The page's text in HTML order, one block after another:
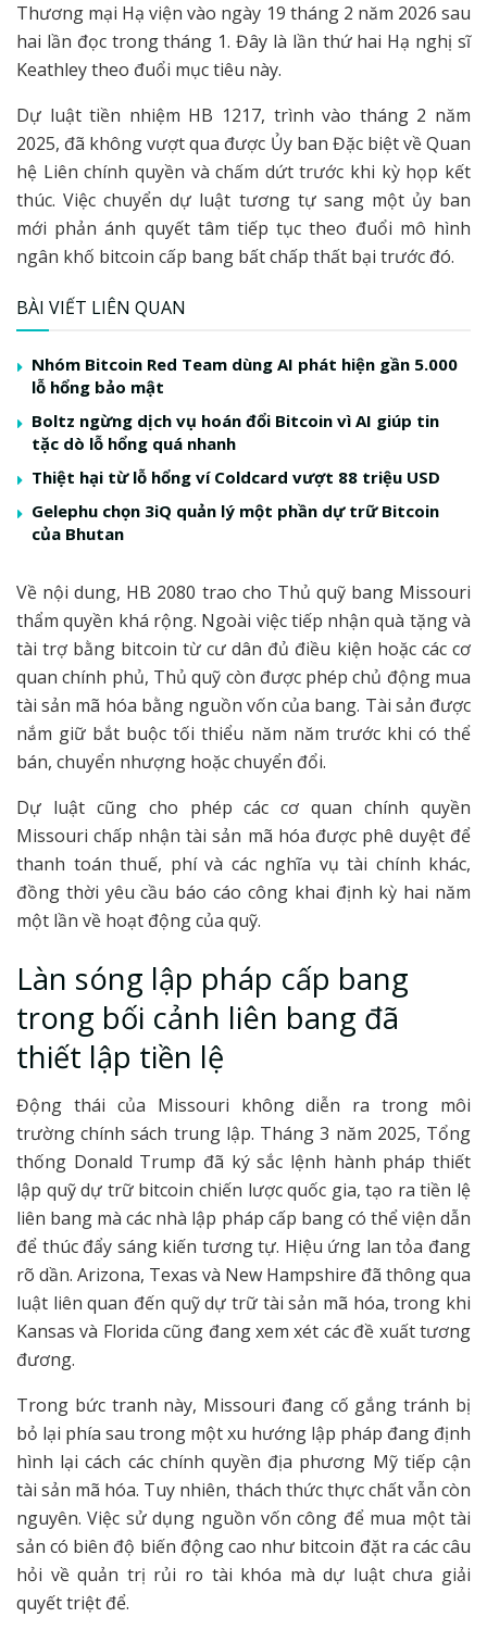
Thương mại Hạ viện vào ngày 19 tháng 2 năm 2026 sau
hai lần đọc trong tháng 1. Đây là lần thứ hai Hạ nghị sĩ
Keathley theo đuổi mục tiêu này.
Dự luật tiền nhiệm HB 1217, trình vào tháng 2 năm
2025, đã không vượt qua được Ủy ban Đặc biệt về Quan
hệ Liên chính quyền và chấm dứt trước khi kỳ họp kết
thúc. Việc chuyển dự luật tương tự sang một ủy ban
mới phản ánh quyết tâm tiếp tục theo đuổi mô hình
ngân khố bitcoin cấp bang bất chấp thất bại trước đó.
BÀI VIẾT LIÊN QUAN
Nhóm Bitcoin Red Team dùng AI phát hiện gần 5.000
lỗ hổng bảo mật
Boltz ngừng dịch vụ hoán đổi Bitcoin vì AI giúp tin
tặc dò lỗ hổng quá nhanh
Thiệt hại từ lỗ hổng ví Coldcard vượt 88 triệu USD
Gelephu chọn 3iQ quản lý một phần dự trữ Bitcoin
của Bhutan
Về nội dung, HB 2080 trao cho Thủ quỹ bang Missouri
thẩm quyền khá rộng. Ngoài việc tiếp nhận quà tặng và
tài trợ bằng bitcoin từ cư dân đủ điều kiện hoặc các cơ
quan chính phủ, Thủ quỹ còn được phép chủ động mua
tài sản mã hóa bằng nguồn vốn của bang. Tài sản được
nắm giữ bắt buộc tối thiểu năm năm trước khi có thể
bán, chuyển nhượng hoặc chuyển đổi.
Dự luật cũng cho phép các cơ quan chính quyền
Missouri chấp nhận tài sản mã hóa được phê duyệt để
thanh toán thuế, phí và các nghĩa vụ tài chính khác,
đồng thời yêu cầu báo cáo công khai định kỳ hai năm
một lần về hoạt động của quỹ.
Làn sóng lập pháp cấp bang
trong bối cảnh liên bang đã
thiết lập tiền lệ
Động thái của Missouri không diễn ra trong môi
trường chính sách trung lập. Tháng 3 năm 2025, Tổng
thống Donald Trump đã ký sắc lệnh hành pháp thiết
lập quỹ dự trữ bitcoin chiến lược quốc gia, tạo ra tiền lệ
liên bang mà các nhà lập pháp cấp bang có thể viện dẫn
để thúc đẩy sáng kiến tương tự. Hiệu ứng lan tỏa đang
rõ dần. Arizona, Texas và New Hampshire đã thông qua
luật liên quan đến quỹ dự trữ tài sản mã hóa, trong khi
Kansas và Florida cũng đang xem xét các đề xuất tương
đương.
Trong bức tranh này, Missouri đang cố gắng tránh bị
bỏ lại phía sau trong một xu hướng lập pháp đang định
hình lại cách các chính quyền địa phương Mỹ tiếp cận
tài sản mã hóa. Tuy nhiên, thách thức thực chất vẫn còn
nguyên. Việc sử dụng nguồn vốn công để mua một tài
sản có biên độ biến động cao như bitcoin đặt ra các câu
hỏi về quản trị rủi ro tài khóa mà dự luật chưa giải
quyết triệt để.